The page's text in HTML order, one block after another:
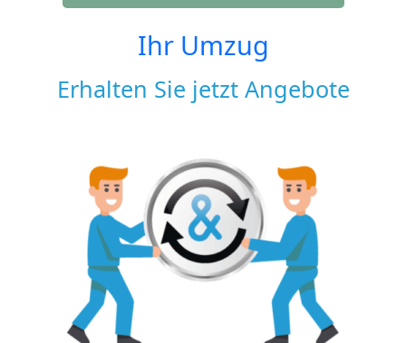
Ihr Umzug
Erhalten Sie jetzt Angebote